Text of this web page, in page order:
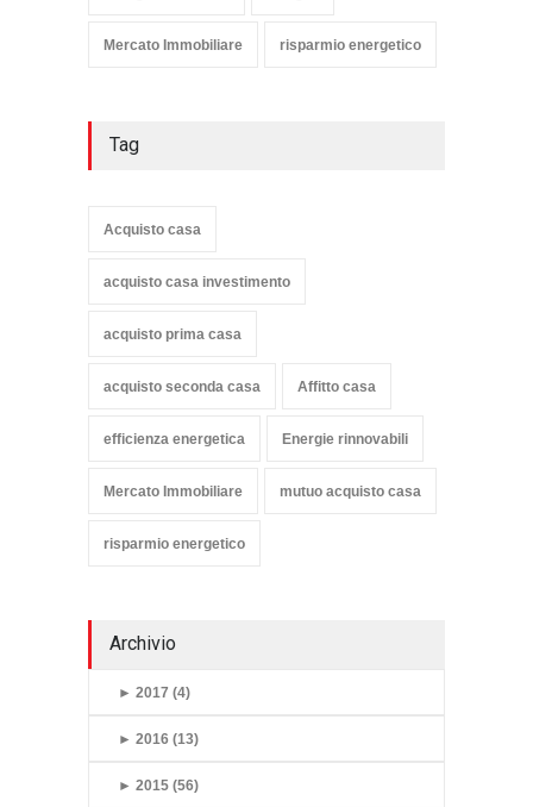
Mercato Immobiliare risparmio energetico
Tag
Acquisto casa
acquisto casa investimento
acquisto prima casa
acquisto seconda casa Affitto casa
efficienza energetica Energie rinnovabili
Mercato Immobiliare mutuo acquisto casa
risparmio energetico
Archivio
► 2017 (4)
► 2016 (13)
► 2015 (56)